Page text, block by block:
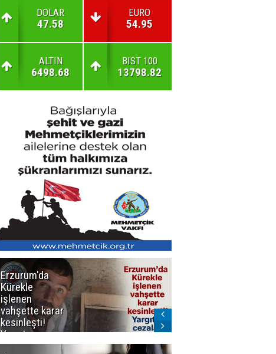
DOLAR
47.58
EURO
54.95
ALTIN
6498.68
BIST 100
13798.82
Erzurum'da
Kürekle
işlenen
vahşette karar
kesinleşti!
Yargıtay
cezaları onadı